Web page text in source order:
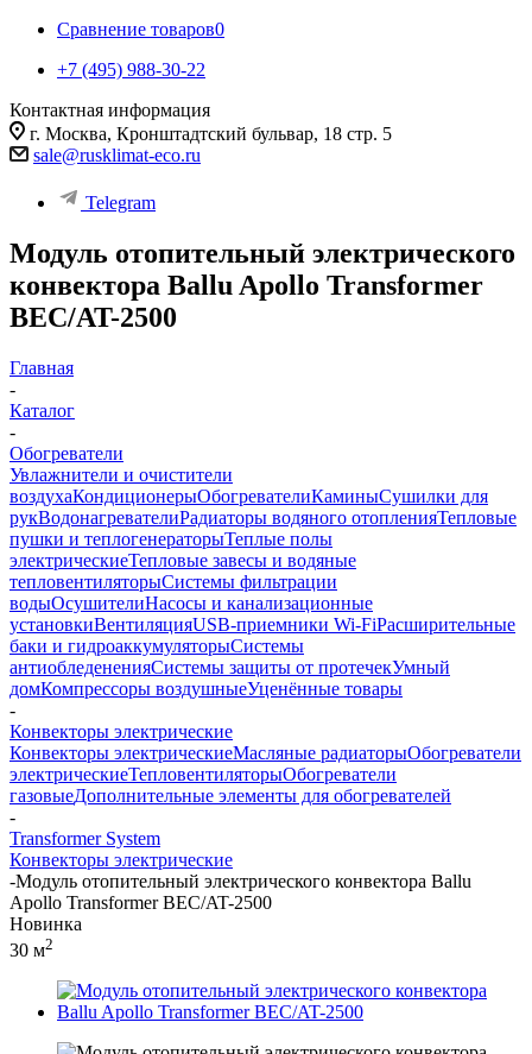
Сравнение товаров0
+7 (495) 988-30-22
Контактная информация
г. Москва, Кронштадтский бульвар, 18 стр. 5
sale@rusklimat-eco.ru
Telegram
Модуль отопительный электрического
конвектора Ballu Apollo Transformer
BEC/AT-2500
Главная
-
Каталог
-
Обогреватели
Увлажнители и очистители
воздухаКондиционерыОбогревателиКаминыСушилки для
рукВодонагревателиРадиаторы водяного отопленияТепловые
пушки и теплогенераторыТеплые полы
электрическиеТепловые завесы и водяные
тепловентиляторыСистемы фильтрации
водыОсушителиНасосы и канализационные
установкиВентиляцияUSB-приемники Wi-FiРасширительные
баки и гидроаккумуляторыСистемы
антиобледененияСистемы защиты от протечекУмный
домКомпрессоры воздушныеУценённые товары
-
Конвекторы электрические
Конвекторы электрическиеМасляные радиаторыОбогреватели
электрическиеТепловентиляторыОбогреватели
газовыеДополнительные элементы для обогревателей
-
Transformer System
Конвекторы электрические
-Модуль отопительный электрического конвектора Ballu
Apollo Transformer BEC/AT-2500
Новинка
30 м2